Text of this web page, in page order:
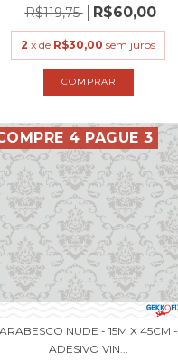
R$119,75 R$60,00
2 x de R$30,00 sem juros
4 PAGUE 3
ARABESCO NUDE - 15M X 45CM -
ADESIVO VIN...